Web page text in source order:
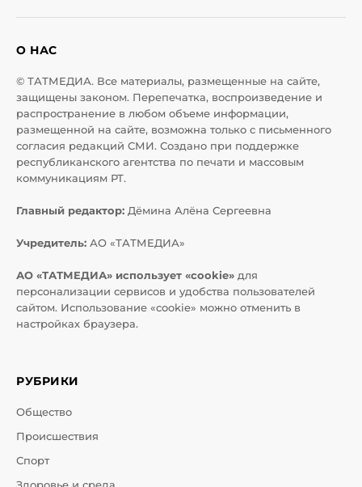
О НАС
© ТАТМЕДИА. Все материалы, размещенные на сайте,
защищены законом. Перепечатка, воспроизведение и
распространение в любом объеме информации,
размещенной на сайте, возможна только с письменного
согласия редакций СМИ. Создано при поддержке
республиканского агентства по печати и массовым
коммуникациям РТ.
Главный редактор: Дёмина Алёна Сергеевна
Учредитель: АО «ТАТМЕДИА»
АО «ТАТМЕДИА» использует «cookie» для
персонализации сервисов и удобства пользователей
сайтом. Использование «cookie» можно отменить в
настройках браузера.
РУБРИКИ
Общество
Происшествия
Спорт